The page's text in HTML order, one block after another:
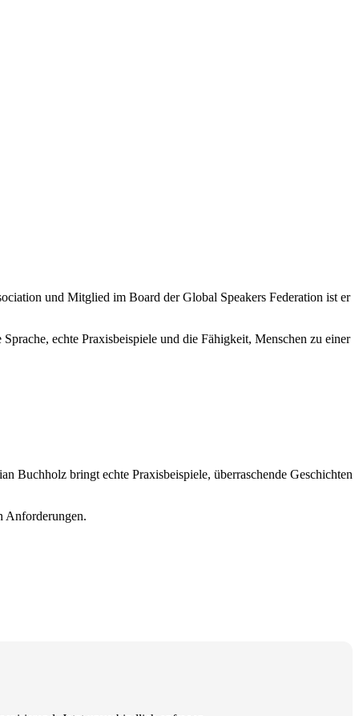
und Mitglied im Board der Global Speakers Federation ist er
echte Praxisbeispiele und die Fähigkeit, Menschen zu einer
Buchholz bringt echte Praxisbeispiele, überraschende Geschichten
Anforderungen.